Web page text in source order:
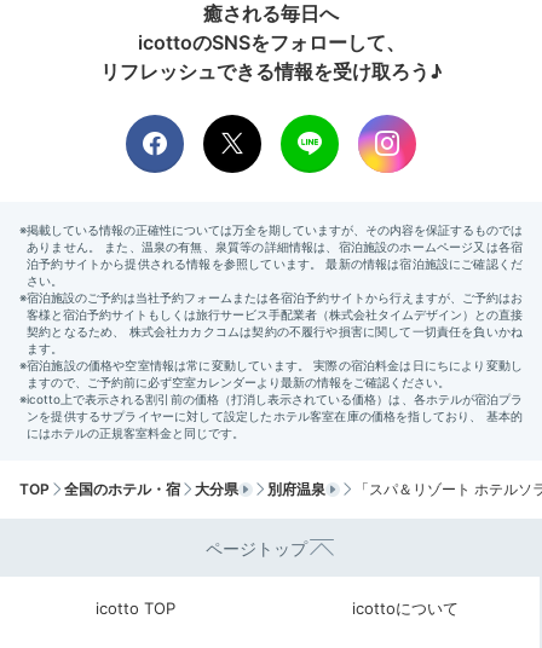
夕食後は「Cafe＆Bar Costavilla（コスタヴィラ）」
でお酒をしっぽりと。日本各地の焼酎や日本酒、カクテ
ルなどいろいろなお酒がそろっているので、飲み慣れた
お酒をお供に旅の夜を過ごせます。
2日目
06:00
癒される毎日へ
icottoのSNSをフォローして、
リフレッシュできる情報を受け取ろう♪
TOP 全国のホテル・宿 大分県 別府温泉 「スパ＆リゾート ホテル
ページトップ
icotto TOP icottoについて